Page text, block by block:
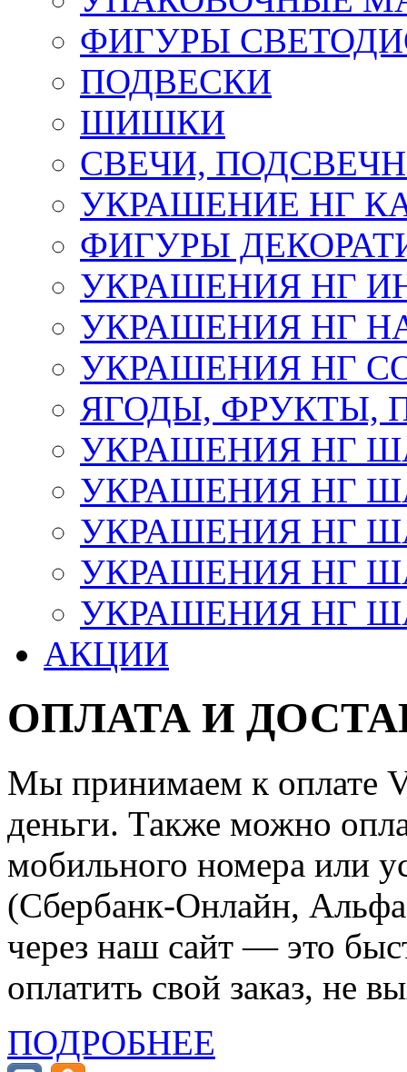
ФИГУРЫ
ПОДВЕСКИ
ШИШКИ
СВЕЧИ,
УКРАШЕНИЕ НГ
ФИГУРЫ
УКРАШЕНИЯ НГ
УКРАШЕНИЯ НГ
УКРАШЕНИЯ НГ
ЯГОДЫ, ФРУКТЫ,
УКРАШЕНИЯ НГ
УКРАШЕНИЯ НГ
УКРАШЕНИЯ НГ
УКРАШЕНИЯ НГ
УКРАШЕНИЯ НГ
АКЦИИ
ОПЛАТА И
Мы принимаем к оплате
деньги. Также можно
мобильного номера или
(Сбербанк-Онлайн,
через наш сайт — это
оплатить свой заказ, не
ПОДРОБНЕЕ